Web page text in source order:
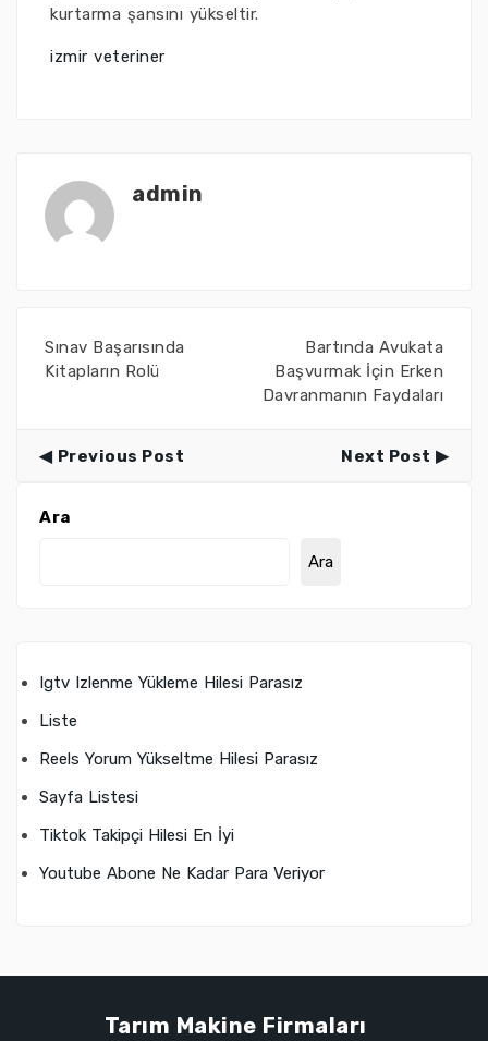
kurtarma şansını yükseltir.
izmir veteriner
admin
Sınav Başarısında
Kitapların Rolü
Bartında Avukata
Başvurmak İçin Erken
Davranmanın Faydaları
Previous Post Next Post
Ara
Ara
Igtv Izlenme Yükleme Hilesi Parasız
Liste
Reels Yorum Yükseltme Hilesi Parasız
Sayfa Listesi
Tiktok Takipçi Hilesi En İyi
Youtube Abone Ne Kadar Para Veriyor
Tarım Makine Firmaları